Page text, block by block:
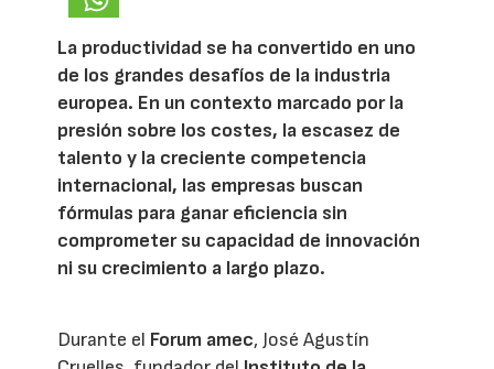
La productividad se ha convertido en uno
de los grandes desafíos de la industria
europea. En un contexto marcado por la
presión sobre los costes, la escasez de
talento y la creciente competencia
internacional, las empresas buscan
fórmulas para ganar eficiencia sin
comprometer su capacidad de innovación
ni su crecimiento a largo plazo.
Durante el Forum amec, José Agustín